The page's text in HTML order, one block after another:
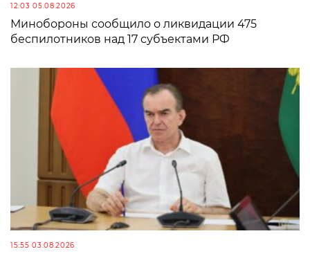
12:03 05.08.2026
Минобороны сообщило о ликвидации 475
беспилотников над 17 субъектами РФ
15:55 03.08.2026